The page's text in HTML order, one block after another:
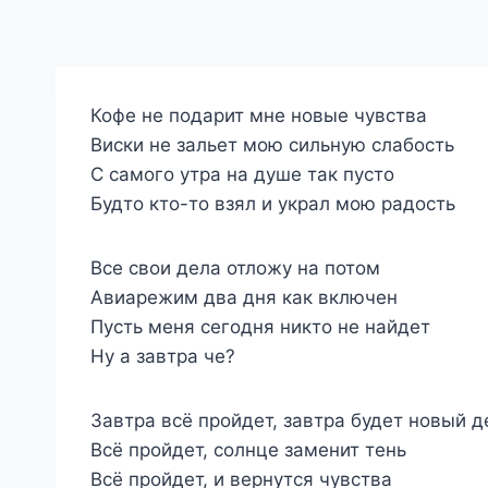
Кофе не подарит мне новые чувства
Виски не зальет мою сильную слабость
С самого утра на душе так пусто
Будто кто-то взял и украл мою радость
Все свои дела отложу на потом
Авиарежим два дня как включен
Пусть меня сегодня никто не найдет
Ну а завтра че?
Завтра всё пройдет, завтра будет новый
Всё пройдет, солнце заменит тень
Всё пройдет, и вернутся чувства